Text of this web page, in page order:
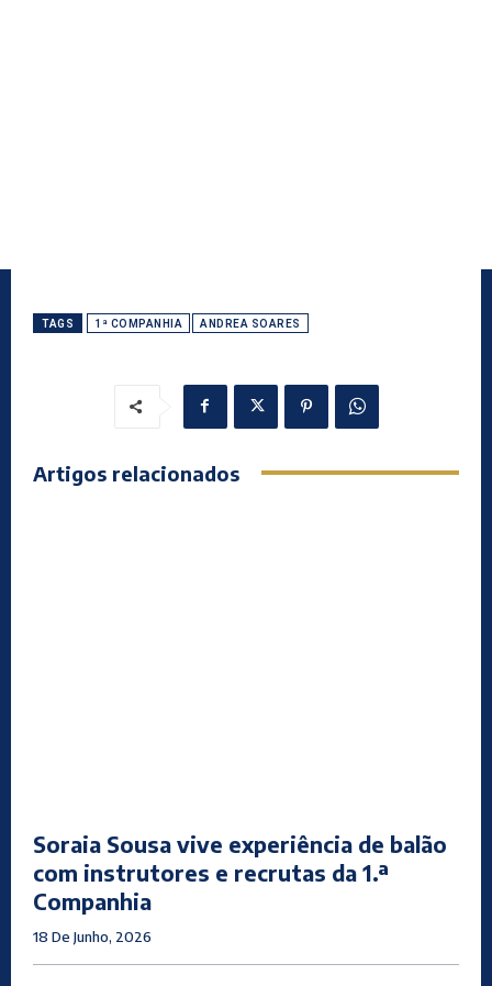
TAGS 1ª COMPANHIA ANDREA SOARES
Artigos relacionados
Soraia Sousa vive experiência de balão
com instrutores e recrutas da 1.ª
Companhia
18 De Junho, 2026